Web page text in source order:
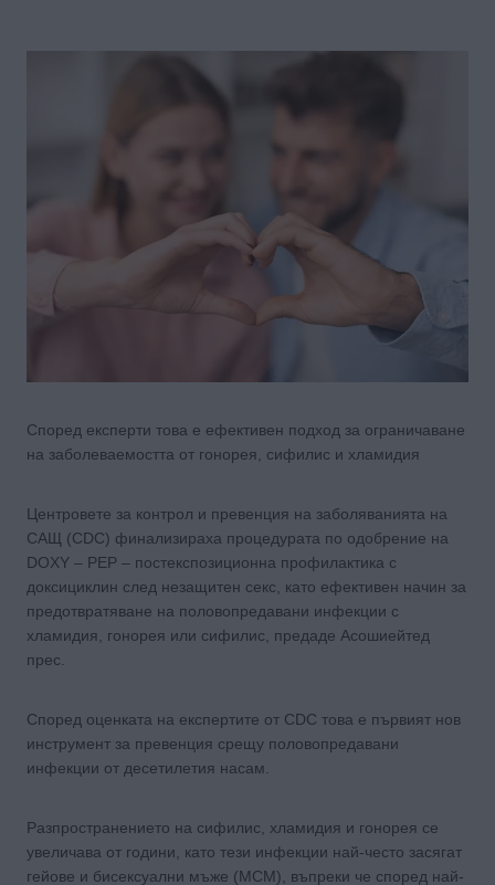
Според експерти това е ефективен подход за ограничаване
на заболеваемостта от гонорея, сифилис и хламидия
Центровете за контрол и превенция на заболяванията на
САЩ (CDC) финализираха процедурата по одобрение на
DOXY – РЕР – постекспозиционна профилактика с
доксициклин след незащитен секс, като ефективен начин за
предотвратяване на половопредавани инфекции с
хламидия, гонорея или сифилис, предаде Асошиейтед
прес.
Според оценката на експертите от CDC това е първият нов
инструмент за превенция срещу половопредавани
инфекции от десетилетия насам.
Разпространението на сифилис, хламидия и гонорея се
увеличава от години, като тези инфекции най-често засягат
гейове и бисексуални мъже (МСМ), въпреки че според най-